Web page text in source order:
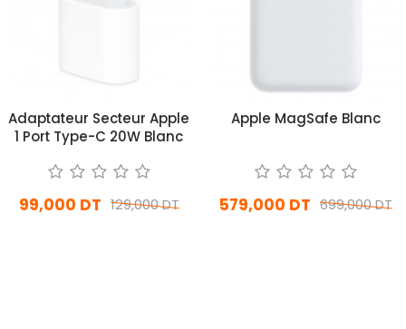
Adaptateur Secteur Apple
1 Port Type-C 20W Blanc
129,000 DT
99,000 DT
Apple MagSafe Blanc
699,000 DT
579,000 DT